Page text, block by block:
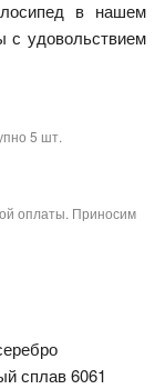
в нашем
с удовольствием
5 шт.
оплаты. Приносим
сплав 6061